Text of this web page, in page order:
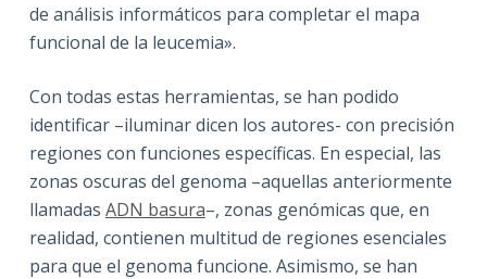
de análisis informáticos para completar el mapa
funcional de la leucemia».
Con todas estas herramientas, se han podido
identificar –iluminar dicen los autores- con precisión
regiones con funciones específicas. En especial, las
zonas oscuras del genoma –aquellas anteriormente
llamadas ADN basura–, zonas genómicas que, en
realidad, contienen multitud de regiones esenciales
para que el genoma funcione. Asimismo, se han